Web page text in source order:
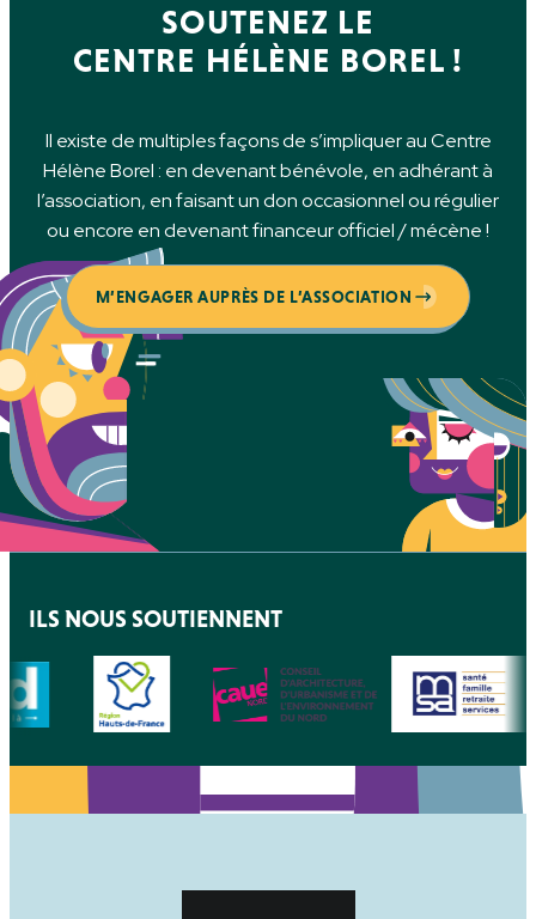
SOUTENEZ LE
CENTRE HÉLÈNE BOREL !
Il existe de multiples façons de s’impliquer au Centre
Hélène Borel : en devenant bénévole, en adhérant à
l’association, en faisant un don occasionnel ou régulier
ou encore en devenant financeur officiel / mécène !
M’ENGAGER AUPRÈS DE L’ASSOCIATION
ILS NOUS SOUTIENNENT